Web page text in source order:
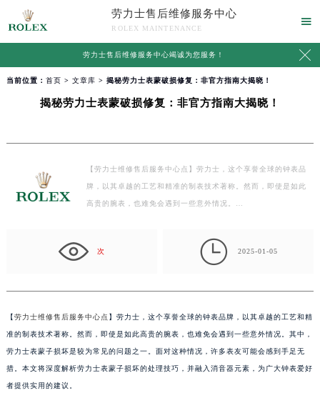
劳力士售后维修服务中心
ROLEX MAINTENANCE

劳力士售后维修服务中心竭诚为您服务！ 
当前位置： 首页 > 文章库 > 揭秘劳力士表蒙破损修复：非官方指南大揭晓！
揭秘劳力士表蒙破损修复：非官方指南大揭晓！
【劳力士维修售后服务中心点】劳力士，这个享誉全球的钟表品
牌，以其卓越的工艺和精准的制表技术著称。然而，即使是如此
高贵的腕表，也难免会遇到一些意外情况。…
次  2025-01-05
【劳力士维修售后服务中心点 】劳力士，这个享誉全球的钟表品牌，以其卓越的工艺和精
准的制表技术著称。然而，即使是如此高贵的腕表，也难免会遇到一些意外情况。其中，
劳力士表蒙子损坏是较为常见的问题之一。面对这种情况，许多表友可能会感到手足无
措。本文将深度解析劳力士表蒙子损坏的处理技巧，并融入消音器元素，为广大钟表爱好
者提供实用的建议。